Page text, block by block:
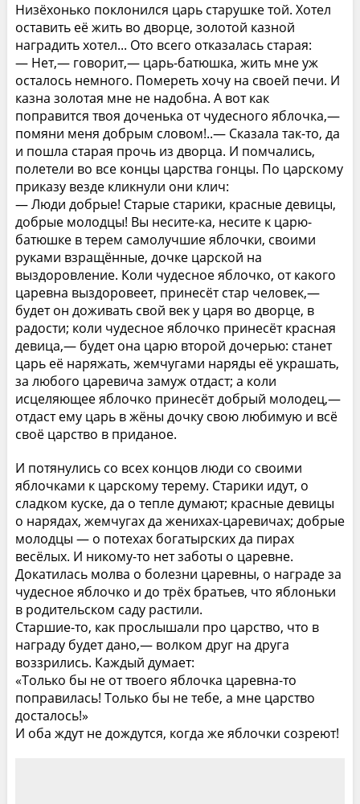
Низёхонько поклонился царь старушке той. Хотел
оставить её жить во дворце, золотой казной
наградить хотел... Ото всего отказалась старая:
— Нет,— говорит,— царь-батюшка, жить мне уж
осталось немного. Помереть хочу на своей печи. И
казна золотая мне не надобна. А вот как
поправится твоя доченька от чудесного яблочка,—
помяни меня добрым словом!..— Сказала так-то, да
и пошла старая прочь из дворца. И помчались,
полетели во все концы царства гонцы. По царскому
приказу везде кликнули они клич:
— Люди добрые! Старые старики, красные девицы,
добрые молодцы! Вы несите-ка, несите к царю-
батюшке в терем самолучшие яблочки, своими
руками взращённые, дочке царской на
выздоровление. Коли чудесное яблочко, от какого
царевна выздоровеет, принесёт стар человек,—
будет он доживать свой век у царя во дворце, в
радости; коли чудесное яблочко принесёт красная
девица,— будет она царю второй дочерью: станет
царь её наряжать, жемчугами наряды её украшать,
за любого царевича замуж отдаст; а коли
исцеляющее яблочко принесёт добрый молодец,—
отдаст ему царь в жёны дочку свою любимую и всё
своё царство в приданое.
И потянулись со всех концов люди со своими
яблочками к царскому терему. Старики идут, о
сладком куске, да о тепле думают; красные девицы
о нарядах, жемчугах да женихах-царевичах; добрые
молодцы — о потехах богатырских да пирах
весёлых. И никому-то нет заботы о царевне.
Докатилась молва о болезни царевны, о награде за
чудесное яблочко и до трёх братьев, что яблоньки
в родительском саду растили.
Старшие-то, как прослышали про царство, что в
награду будет дано,— волком друг на друга
воззрились. Каждый думает:
«Только бы не от твоего яблочка царевна-то
поправилась! Только бы не тебе, а мне царство
досталось!»
И оба ждут не дождутся, когда же яблочки созреют!